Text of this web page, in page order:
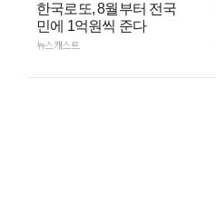
한국로또, 8월부터 전국
민에 1억원씩 준다
뉴스캐스트